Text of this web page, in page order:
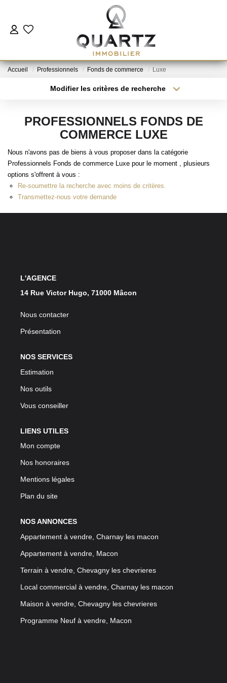
ESTIMER
Accueil Professionnels Fonds de commerce Luxe
Modifier les critères de recherche
Sélectionnez...
Type de bien
Surface min
Budget max Plus de critères
PROFESSIONNELS FONDS DE
COMMERCE LUXE
Nous n'avons pas de biens à vous proposer dans la catégorie
Professionnels Fonds de commerce Luxe pour le moment , plusieurs
options s'offrent à vous :
Re-soumettre la recherche avec moins de critères.
Transmettez-nous votre demande
L'AGENCE
14 Rue Victor Hugo, 71000 Mâcon
Nous contacter
Présentation
NOS SERVICES
Estimation
Nos outils
Vous conseiller
LIENS UTILES
Mon compte
Nos honoraires
Mentions légales
Plan du site
NOS ANNONCES
Appartement à vendre, Charnay les macon
Appartement à vendre, Macon
Terrain à vendre, Chevagny les chevrieres
Local commercial à vendre, Charnay les macon
Maison à vendre, Chevagny les chevrieres
Programme Neuf à vendre, Macon